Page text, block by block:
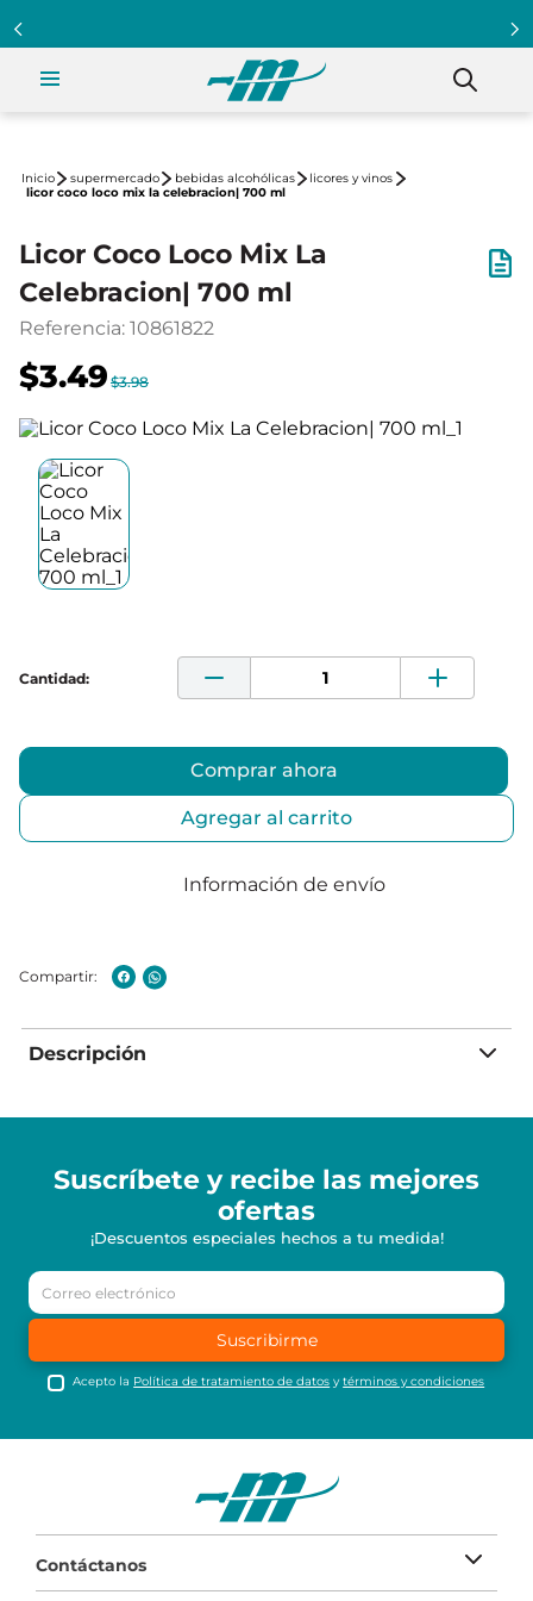
supermercado bebidas alcohólicas
licores y vinos
licor coco loco mix la celebracion| 700 ml
Licor Coco Loco Mix La
Celebracion| 700 ml
Referencia: 10861822
$3.49 $3.98
Comprar ahora
Agregar al carrito
Información de envío
Descripción
Suscríbete y recibe las mejores
ofertas
¡Descuentos especiales hechos a tu medida!
Suscribirme
Acepto la Política de tratamiento de datos ytérminos y condiciones
Contáctanos